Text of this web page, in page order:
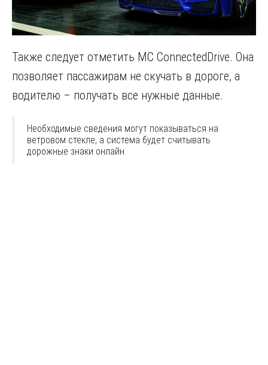
Также следует отметить МС ConnectedDrive. Она
позволяет пассажирам не скучать в дороге, а
водителю – получать все нужные данные.
Необходимые сведения могут показываться на
ветровом стекле, а система будет считывать
дорожные знаки онлайн.